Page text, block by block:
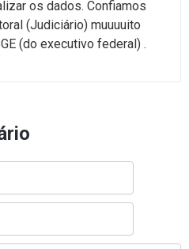
os dados. Confiamos
(Judiciário) muuuuito
(do executivo federal) .